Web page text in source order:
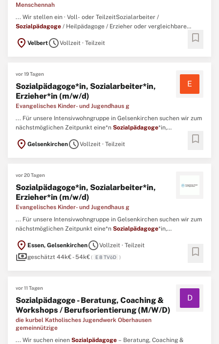
Menschennah
... Wir stellen ein · Voll- oder TeilzeitSozialarbeiter /
Sozialpädagoge / Heilpädagoge / Erzieher oder vergleichbare
pädagogische Fachkraft (m/w/d)Für unsere intensivpädagogischen
Einzel- und ZweiersettingsDu möchtest Kinder und Jugendliche
location_on VelbertscheduleVollzeit · Teilzeit bookmark
vor 19 Tagen
Sozialpädagoge*in, Sozialarbeiter*in,
Erzieher*in (m/w/d)
Evangelisches Kinder- und Jugendhaus g
E
... Für unsere Intensivwohngruppe in Gelsenkirchen suchen wir zum
nächstmöglichen Zeitpunkt eine*n Sozialpädagoge*in,
Beschäftigungsumfang: Teilzeit, Vollzeit Beschäftigungsdauer:
location_on GelsenkirchenscheduleVollzeit · Teilzeit bookmark
vor 20 Tagen
Sozialpädagoge*in, Sozialarbeiter*in,
Erzieher*in (m/w/d)
Evangelisches Kinder- und Jugendhaus g
... Für unsere Intensivwohngruppe in Gelsenkirchen suchen wir zum
nächstmöglichen Zeitpunkt eine*n Sozialpädagoge*in,
Beschäftigungsumfang: Teilzeit, Vollzeit Beschäftigungsdauer:
Vorab 1 Jahr mit Option auf Verlängerung Aufgaben Förderung ...
location_on Essen, GelsenkirchenscheduleVollzeit · Teilzeit
paymentsgeschätzt 44k€ - 54k€( E 8 TVöD ) bookmark
vor 11 Tagen
Sozialpädagoge - Beratung, Coaching &
Workshops / Berufsorientierung (M/W/D)
die kurbel Katholisches Jugendwerk Oberhausen
gemeinnützige
D
... Wir suchen einen Sozialpädagoge – Beratung, Coaching &